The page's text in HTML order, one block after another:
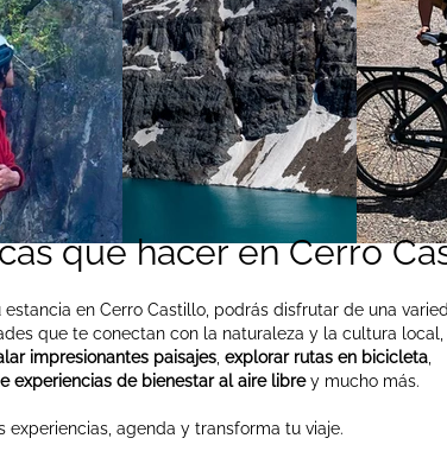
estancia en Cerro Castillo, podrás disfrutar de una
que te conectan con la naturaleza y la cultura local,
impresionantes paisajes explorar rutas en bicicleta
experiencias de bienestar al aire librey mucho más.
experiencias, agenda y transforma tu viaje.
que hacer en Cerro